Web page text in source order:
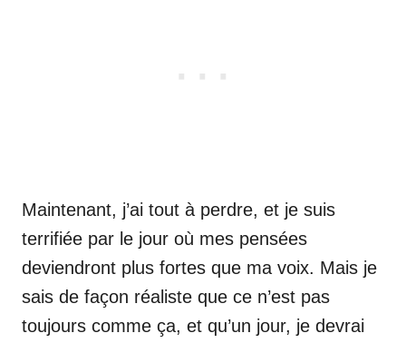
Maintenant, j’ai tout à perdre, et je suis
terrifiée par le jour où mes pensées
deviendront plus fortes que ma voix. Mais je
sais de façon réaliste que ce n’est pas
toujours comme ça, et qu’un jour, je devrai